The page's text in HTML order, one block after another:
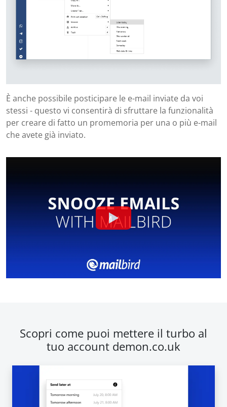
È anche possibile posticipare le e-mail inviate da voi
stessi - questo vi consentirà di sfruttare la funzionalità
per creare di fatto un promemoria per una o più e-mail
che avete già inviato.
Scopri come puoi mettere il turbo al
tuo account demon.co.uk